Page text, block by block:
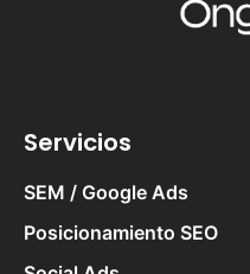
Servicios
SEM / Google Ads
Posicionamiento SEO